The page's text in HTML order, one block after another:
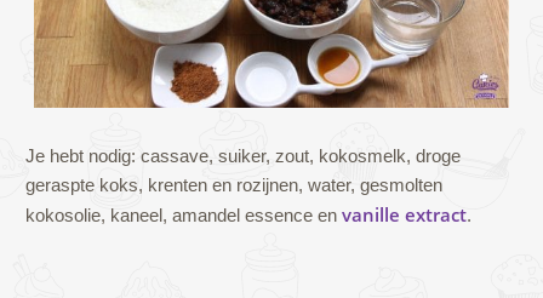
Je hebt nodig: cassave, suiker, zout, kokosmelk, droge
geraspte koks, krenten en rozijnen, water, gesmolten
kokosolie, kaneel, amandel essence en vanille extract.